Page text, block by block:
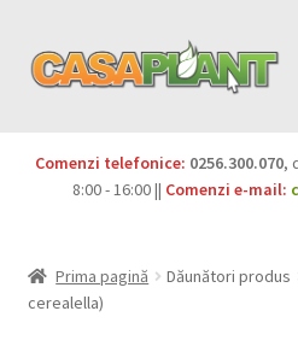
Pesticide
Comenzi telefonice: 0256.300.070,
8:00 - 16:00 || Comenzi e-mail:
Prima pagină Dăunători produs
cerealella)